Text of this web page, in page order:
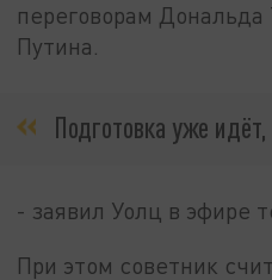
переговорам
Путина.
Подготовка уже идёт,
- заявил Уолц в эфире
При этом советник